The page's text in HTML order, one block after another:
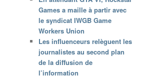
Games a maille à partir avec
le syndicat IWGB Game
Workers Union
Les influenceurs relèguent les
journalistes au second plan
de la diffusion de
l’information